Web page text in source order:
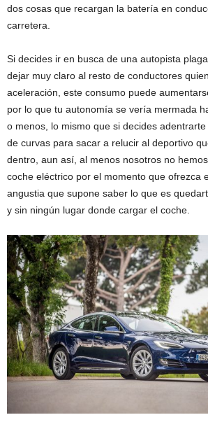
dos cosas que recargan la batería en
carretera.
Si decides ir en busca de una autopista
dejar muy claro al resto de conductores
aceleración, este consumo puede
por lo que tu autonomía se vería mermada
o menos, lo mismo que si decides
de curvas para sacar a relucir al deportivo
dentro, aun así, al menos nosotros no
coche eléctrico por el momento que ofrezca
angustia que supone saber lo que es
y sin ningún lugar donde cargar el coche.